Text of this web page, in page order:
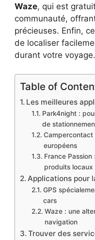
Waze, qui est
communauté,
précieuses. Enfin,
de localiser
durant votre voyage.
Table of
Les meilleures
Park4night :
de
Campercontact
européens
France
produits locaux
Applications pour
GPS
cars
Waze : une
navigation
Trouver des